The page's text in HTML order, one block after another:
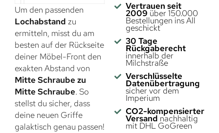
Um den passenden
Lochabstand zu
ermitteln, misst du am
besten auf der Rückseite
deiner Möbel-Front den
exakten Abstand von
Mitte Schraube zu
Mitte Schraube. So
stellst du sicher, dass
deine neuen Griffe
galaktisch genau passen!
Vertrauen seit
2009 über 150.000
Bestellungen ins All
geschickt
30 Tage
Rückgaberecht
innerhalb der
Milchstraße
Verschlüsselte
Datenübertragung
sicher vor dem
Imperium
CO2-kompensierter
Versand nachhaltig
mit DHL GoGreen